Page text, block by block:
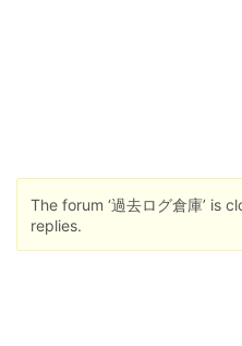
The forum ‘過去ログ倉庫’ is
replies.